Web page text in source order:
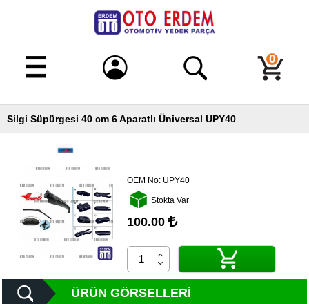
Merhaba!
Giriş
Kayıt
Ana
Kampanyalı
Tüm
Ürünler
Hesapları
İletişim
0
Silgi Süpürgesi 40 cm 6 Aparatlı Üniversal UPY40
OEM No: UPY40
Stokta Var
100.00
ÜRÜN GÖRSELLERI